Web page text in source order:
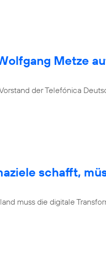
Metze
der Telefónica
schafft,
muss die digitale